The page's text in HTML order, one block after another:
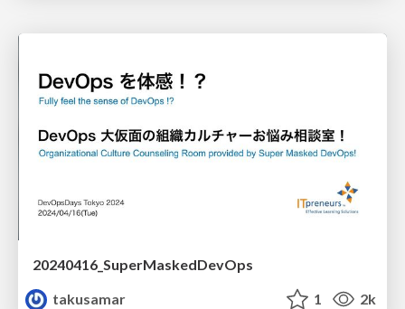
20240416_SuperMaskedDevOps
takusamar
1 2k